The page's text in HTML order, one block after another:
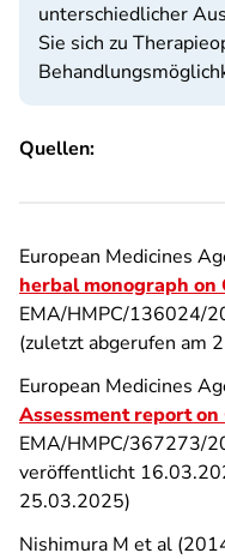
unterschiedlicher
Sie sich zu
Quellen:
European Medicines
herbal monograph on
EMA/HMPC/136024/
(zuletzt abgerufen am
European Medicines
Assessment report on
EMA/HMPC/367273/
veröffentlicht
25.03.2025)
Nishimura M et al